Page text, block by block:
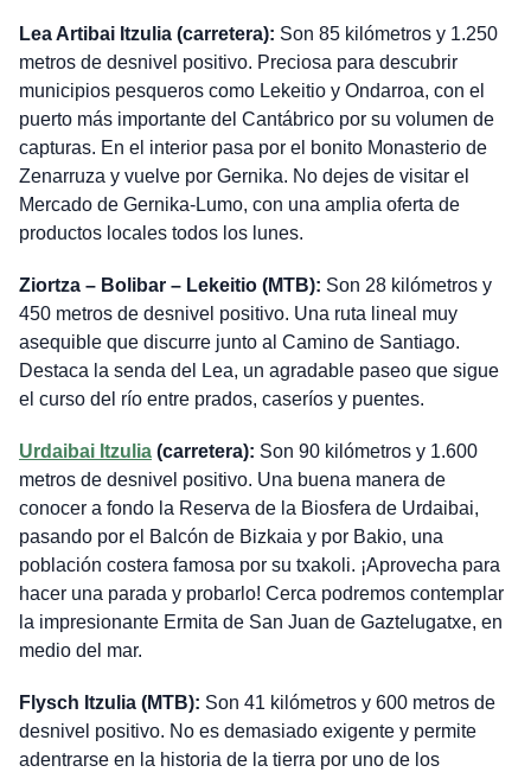
Lea Artibai Itzulia (carretera): Son 85 kilómetros y 1.250
metros de desnivel positivo. Preciosa para descubrir
municipios pesqueros como Lekeitio y Ondarroa, con el
puerto más importante del Cantábrico por su volumen de
capturas. En el interior pasa por el bonito Monasterio de
Zenarruza y vuelve por Gernika. No dejes de visitar el
Mercado de Gernika-Lumo, con una amplia oferta de
productos locales todos los lunes.
Ziortza – Bolibar – Lekeitio (MTB): Son 28 kilómetros y
450 metros de desnivel positivo. Una ruta lineal muy
asequible que discurre junto al Camino de Santiago.
Destaca la senda del Lea, un agradable paseo que sigue
el curso del río entre prados, caseríos y puentes.
Urdaibai Itzulia(carretera): Son 90 kilómetros y 1.600
metros de desnivel positivo. Una buena manera de
conocer a fondo la Reserva de la Biosfera de Urdaibai,
pasando por el Balcón de Bizkaia y por Bakio, una
población costera famosa por su txakoli. ¡Aprovecha para
hacer una parada y probarlo! Cerca podremos contemplar
la impresionante Ermita de San Juan de Gaztelugatxe, en
medio del mar.
Flysch Itzulia (MTB): Son 41 kilómetros y 600 metros de
desnivel positivo. No es demasiado exigente y permite
adentrarse en la historia de la tierra por uno de los